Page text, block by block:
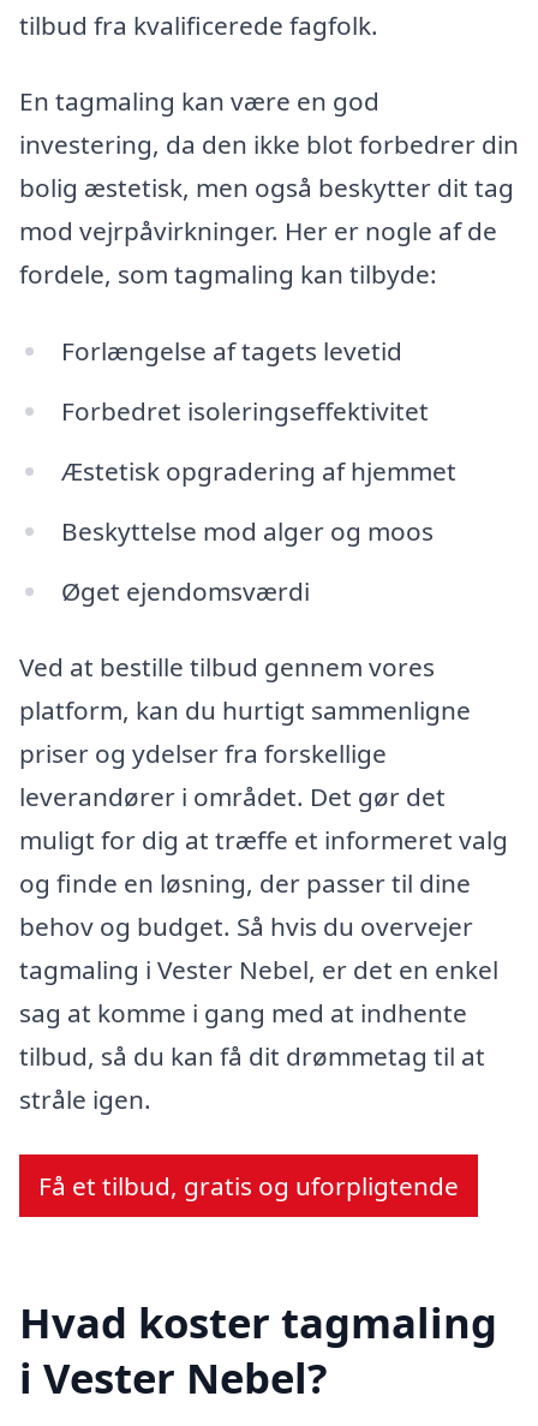
tilbud fra kvalificerede fagfolk.
En tagmaling kan være en god
investering, da den ikke blot forbedrer din
bolig æstetisk, men også beskytter dit tag
mod vejrpåvirkninger. Her er nogle af de
fordele, som tagmaling kan tilbyde:
Forlængelse af tagets levetid
Forbedret isoleringseffektivitet
Æstetisk opgradering af hjemmet
Beskyttelse mod alger og moos
Øget ejendomsværdi
Ved at bestille tilbud gennem vores
platform, kan du hurtigt sammenligne
priser og ydelser fra forskellige
leverandører i området. Det gør det
muligt for dig at træffe et informeret valg
og finde en løsning, der passer til dine
behov og budget. Så hvis du overvejer
tagmaling i Vester Nebel, er det en enkel
sag at komme i gang med at indhente
tilbud, så du kan få dit drømmetag til at
stråle igen.
Få et tilbud, gratis og uforpligtende
Hvad koster tagmaling
i Vester Nebel?